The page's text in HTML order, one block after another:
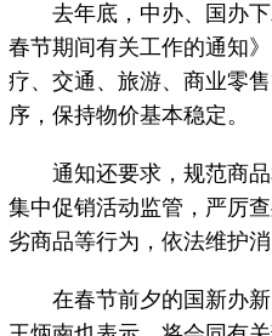
去年底，中办、国办下
春节期间有关工作的通知
疗、交通、旅游、商业零
序，保持物价基本稳定。
通知还要求，规范商品
集中促销活动监管，严厉
劣商品等行为，依法维护消
在春节前夕的国新办新